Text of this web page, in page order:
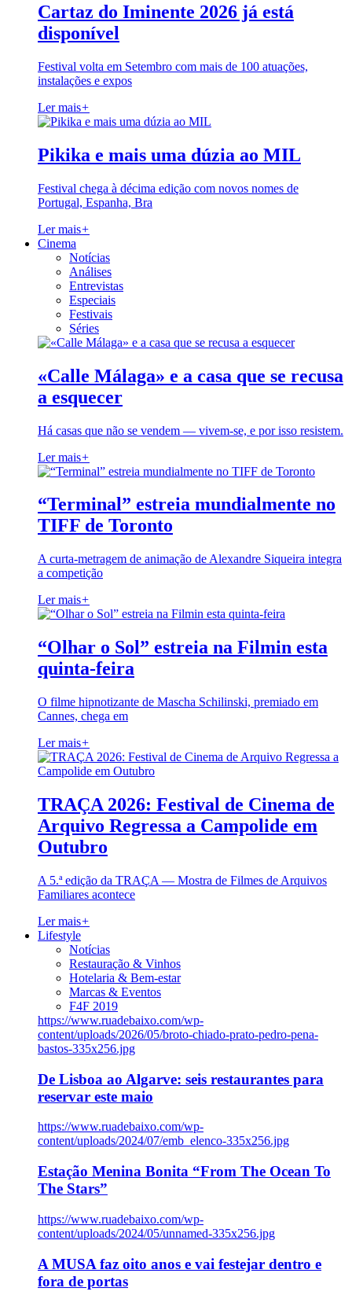
Cartaz do Iminente 2026 já está
disponível
Festival volta em Setembro com mais de 100 atuações,
instalações e expos
Ler mais+
Pikika e mais uma dúzia ao MIL
Festival chega à décima edição com novos nomes de
Portugal, Espanha, Bra
Ler mais+
Cinema
Notícias
Análises
Entrevistas
Especiais
Festivais
Séries
«Calle Málaga» e a casa que se recusa
a esquecer
Há casas que não se vendem — vivem-se, e por isso resistem.
Ler mais+
“Terminal” estreia mundialmente no
TIFF de Toronto
A curta-metragem de animação de Alexandre Siqueira integra
a competição
Ler mais+
“Olhar o Sol” estreia na Filmin esta
quinta-feira
O filme hipnotizante de Mascha Schilinski, premiado em
Cannes, chega em
Ler mais+
TRAÇA 2026: Festival de Cinema de
Arquivo Regressa a Campolide em
Outubro
A 5.ª edição da TRAÇA — Mostra de Filmes de Arquivos
Familiares acontece
Ler mais+
Lifestyle
Notícias
Restauração & Vinhos
Hotelaria & Bem-estar
Marcas & Eventos
F4F 2019
https://www.ruadebaixo.com/wp-
content/uploads/2026/05/broto-chiado-prato-pedro-pena-
bastos-335x256.jpg
De Lisboa ao Algarve: seis restaurantes para
reservar este maio
https://www.ruadebaixo.com/wp-
content/uploads/2024/07/emb_elenco-335x256.jpg
Estação Menina Bonita “From The Ocean To
The Stars”
https://www.ruadebaixo.com/wp-
content/uploads/2024/05/unnamed-335x256.jpg
A MUSA faz oito anos e vai festejar dentro e
fora de portas